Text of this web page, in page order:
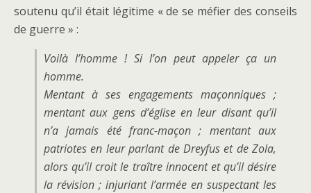
soutenu qu’il était légitime « de se méfier des conseils
de guerre » :
Voilà l’homme ! Si l’on peut appeler ça un
homme.
Mentant à ses engagements maçonniques ;
mentant aux gens d’église en leur disant qu’il
n’a jamais été franc-maçon ; mentant aux
patriotes en leur parlant de Dreyfus et de Zola,
alors qu’il croit le traître innocent et qu’il désire
la révision ; injuriant l’armée en suspectant les